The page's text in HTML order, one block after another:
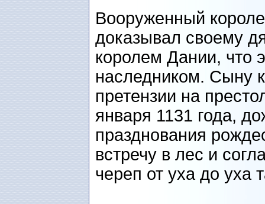
Вооруженный
доказывал своему
королем Дании, что
наследником. Сыну
претензии на
января 1131 года,
празднования
встречу в лес и
череп от уха до уха